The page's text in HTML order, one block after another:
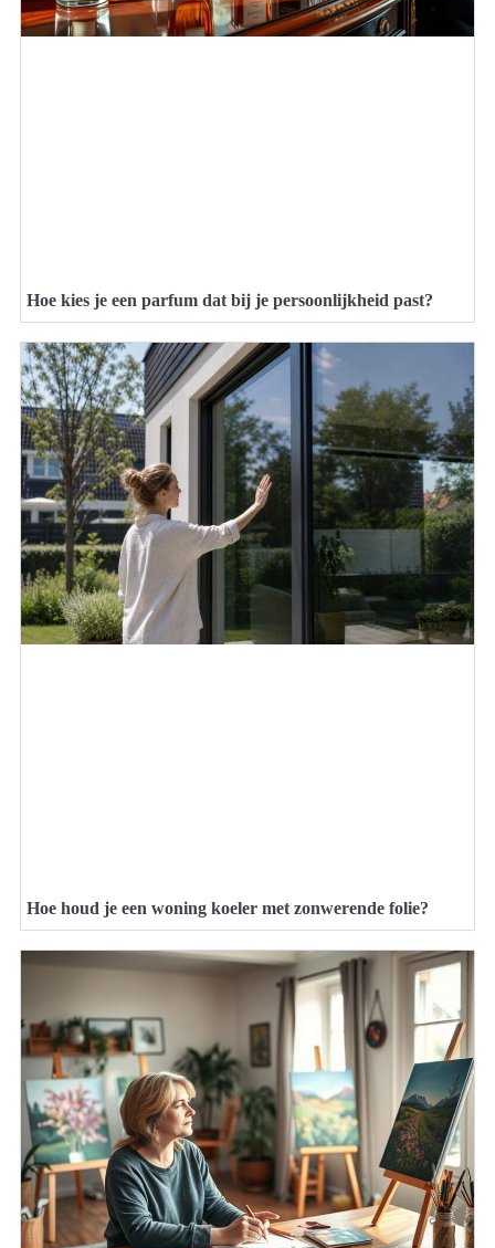
Hoe kies je een parfum dat bij je persoonlijkheid past?
Hoe houd je een woning koeler met zonwerende folie?